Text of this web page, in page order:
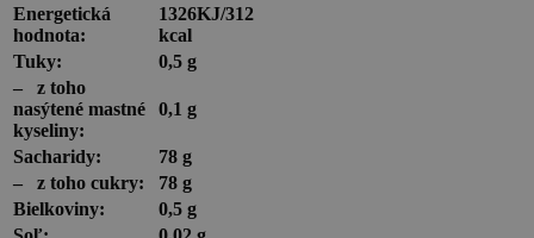
Energetická
hodnota:
1326KJ/312
kcal
Tuky:
0,5 g
– z toho
nasýtené mastné
kyseliny:
0,1 g
Sacharidy:
78 g
– z toho cukry:
78 g
Bielkoviny:
0,5 g